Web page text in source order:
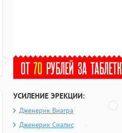
УСИЛЕНИЕ ЭРЕКЦИИ:
Дженерик Виагра
Дженерик Сиалис